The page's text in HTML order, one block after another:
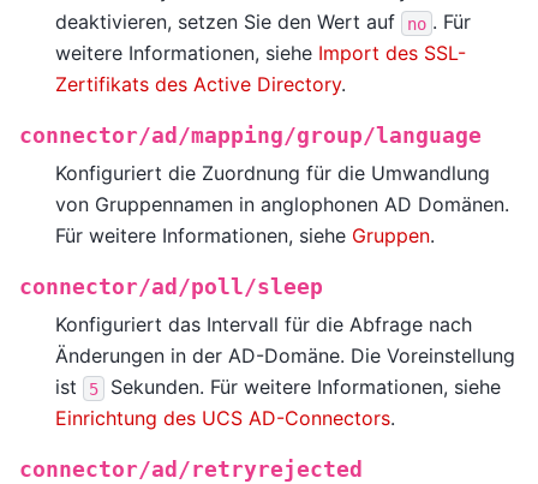
deaktivieren, setzen Sie den Wert auf
no . Für
weitere Informationen, siehe Import des SSL-
Zertifikats des Active Directory.
connector/ad/mapping/group/language
Konfiguriert die Zuordnung für die Umwandlung
von Gruppennamen in anglophonen AD Domänen.
Für weitere Informationen, siehe Gruppen.
connector/ad/poll/sleep
Konfiguriert das Intervall für die Abfrage nach
Änderungen in der AD-Domäne. Die Voreinstellung
ist
5
Sekunden. Für weitere Informationen, siehe
Einrichtung des UCS AD-Connectors.
connector/ad/retryrejected